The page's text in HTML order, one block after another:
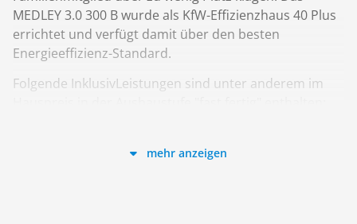
MEDLEY 3.0 300 B wurde als KfW-Effizienzhaus 40 Plus
errichtet und verfügt damit über den besten
Energieeffizienz-Standard.
Folgende InklusivLeistungen sind unter anderem im
- Wärmepumpe mit Fußbodenheizung
mehr anzeigen